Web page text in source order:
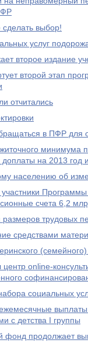
сделать выбор!
услуг
второе издание
второй этап
отчитались
в ПФР для
минимума
на 2013 год
населению об
счета 6,2
размеров трудовых
средствами
online-
социальных
с детства I группы
фонд продолжает